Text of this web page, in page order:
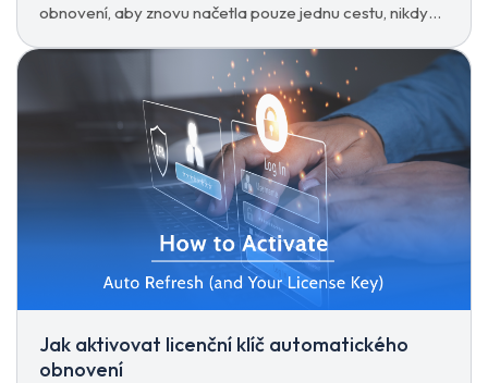
obnovení, aby znovu načetla pouze jednu cestu, nikdy
Jak aktivovat licenční klíč automatického
obnovení